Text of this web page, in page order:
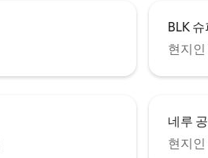
BLK
현지
네루
현지